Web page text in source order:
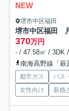
NEW
堺市中区福田
堺市中区福田
370万円
- / 47.58㎡ / 3DK
南海高野線「萩
都市ガス バス
女性向け
新婚